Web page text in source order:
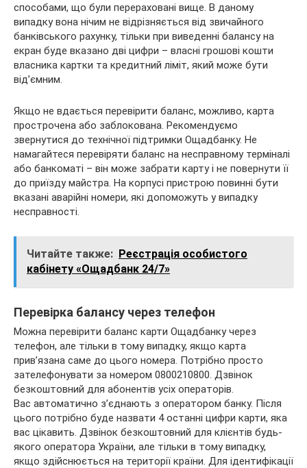
способами, що були перераховані вище. В даному
випадку вона нічим не відрізняється від звичайного
банківського рахунку, тільки при виведенні балансу на
екран буде вказано дві цифри – власні грошові кошти
власника картки та кредитний ліміт, який може бути
від’ємним.
Якщо не вдається перевірити баланс, можливо, карта
прострочена або заблокована. Рекомендуємо
звернутися до технічної підтримки Ощадбанку. Не
намагайтеся перевіряти баланс на несправному терміналі
або банкоматі – він може забрати карту і не повернути її
до приїзду майстра. На корпусі пристрою повинні бути
вказані аварійні номери, які допоможуть у випадку
несправності.
Читайте также: Реєстрація особистого
кабінету «Ощадбанк 24/7»
Перевірка балансу через телефон
Можна перевірити баланс карти Ощадбанку через
телефон, але тільки в тому випадку, якщо карта
прив’язана саме до цього номера. Потрібно просто
зателефонувати за номером 0800210800. Дзвінок
безкоштовний для абонентів усіх операторів.
Вас автоматично з’єднають з оператором банку. Після
цього потрібно буде назвати 4 останні цифри карти, яка
вас цікавить. Дзвінок безкоштовний для клієнтів будь-
якого оператора України, але тільки в тому випадку,
якщо здійснюється на території країни. Для ідентифікації